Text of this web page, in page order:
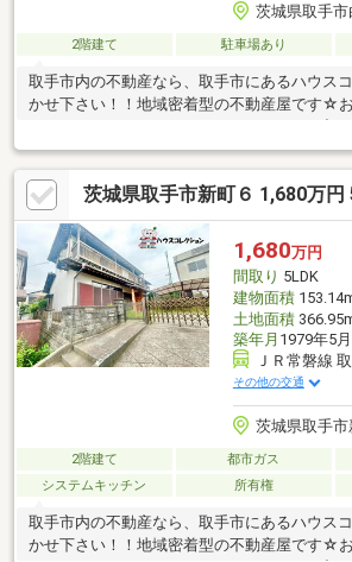
茨城県取手市
2階建て 駐車場あり
取手市内の不動産なら、取手市にあるハウス
かせ下さい！！地域密着型の不動産屋です☆お
い♪フリーコール０１２０-２８-１０７３下記
対応できます。(1)住宅ローンが他社では断ら
収、勤続年数などが理由で）(2)借入れ金額が
はあきらめられない。(3)車のローンやカード
いと言われた。↑のような、状況でも当社独自
ーンを通すことが可能です。あきらめる前に
ご相談ください。
茨城県取手市新町６ 1,680万円
1,680万円
間取り 5LDK
建物面積
土地面積
築年月 1979年5
ＪＲ常磐線
その他の交通
茨城県取手市
2階建て 都市ガス
システムキッチン
所有権
取手市内の不動産なら、取手市にあるハウス
かせ下さい！！地域密着型の不動産屋です☆